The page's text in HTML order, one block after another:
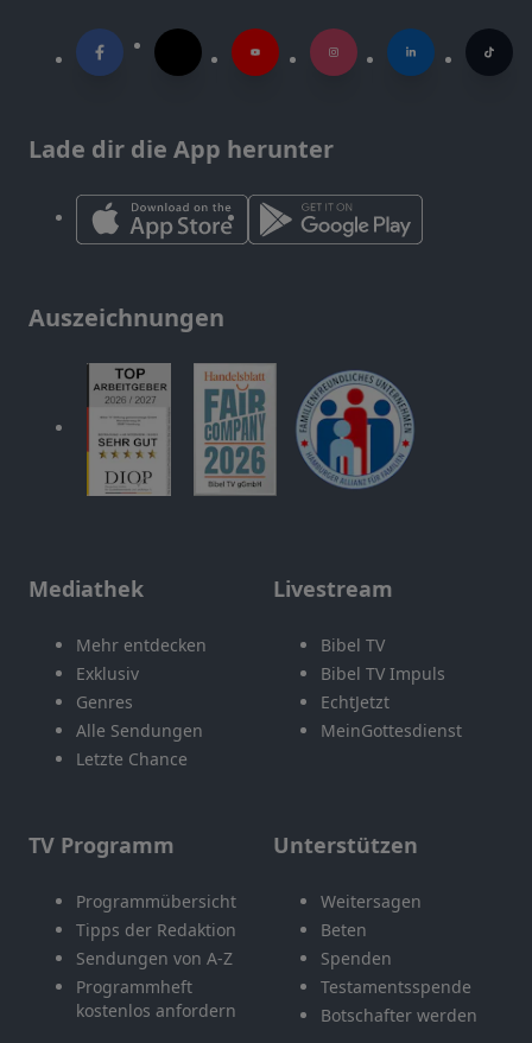
Lade dir die App herunter
Auszeichnungen
Mediathek
Mehr entdecken
Exklusiv
Genres
Alle Sendungen
Letzte Chance
Livestream
Bibel TV
Bibel TV Impuls
EchtJetzt
MeinGottesdienst
TV Programm
Programmübersicht
Tipps der Redaktion
Sendungen von A-Z
Programmheft
kostenlos anfordern
Unterstützen
Weitersagen
Beten
Spenden
Testamentsspende
Botschafter werden